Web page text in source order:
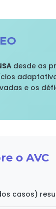
desde as
e os
o AVC
casos)